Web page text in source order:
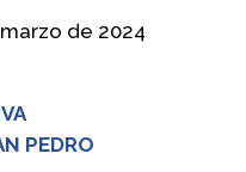
de 2024
PEDRO